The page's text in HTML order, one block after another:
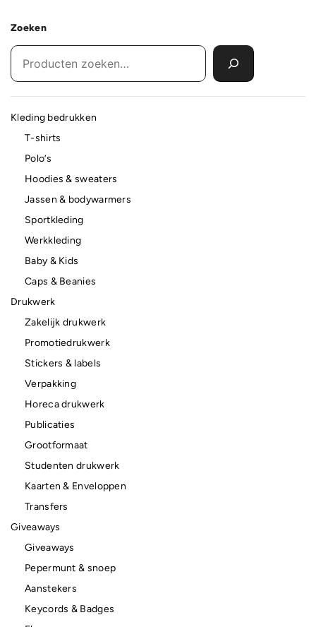
Zoeken
Kleding bedrukken
T-shirts
Polo’s
Hoodies & sweaters
Jassen & bodywarmers
Sportkleding
Werkkleding
Baby & Kids
Caps & Beanies
Drukwerk
Zakelijk drukwerk
Promotiedrukwerk
Stickers & labels
Verpakking
Horeca drukwerk
Publicaties
Grootformaat
Studenten drukwerk
Kaarten & Enveloppen
Transfers
Giveaways
Giveaways
Pepermunt & snoep
Aanstekers
Keycords & Badges